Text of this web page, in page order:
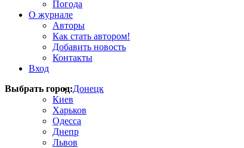
Погода
О журнале
Авторы
Как стать автором!
Добавить новость
Контакты
Вход
Выбрать город:Донецк
Киев
Харьков
Одесса
Днепр
Львов